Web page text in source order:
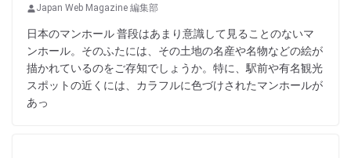
Japan Web Magazine 編集部
日本のマンホール 普段はあまり意識して見ることのないマ
ンホール。そのふたには、その土地の名産や名物などの絵が
描かれているのをご存知でしょうか。特に、駅前や有名観光
スポットの近くには、カラフルに色づけされたマンホールが
あっ